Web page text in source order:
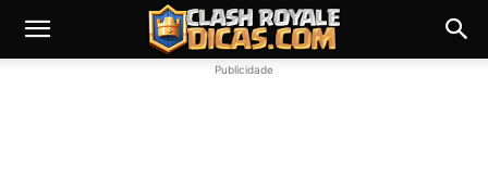
Publicidade